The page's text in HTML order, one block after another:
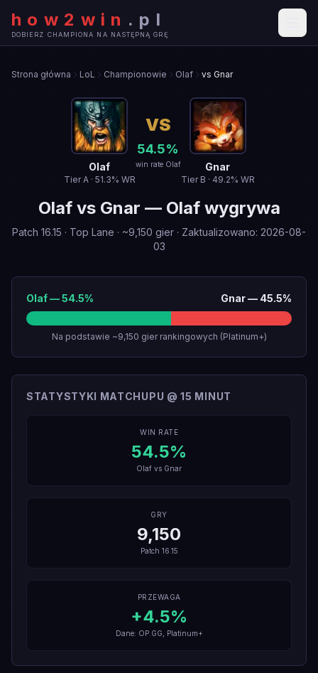
how2win . pl
DOBIERZ CHAMPIONA NA NASTĘPNĄ GRĘ
Strona główna LoL Championowie Olaf vs Gnar
Olaf
TierA· 51.3% WR
VS
54.5%
win rate Olaf Gnar
Tier B · 49.2% WR
Olafvs Gnar — Olaf wygrywa
Patch 16.15 · Top Lane · ~9,150 gier · Zaktualizowano: 2026-08-
03
Olaf—54.5% Gnar— 45.5%
Na podstawie ~9,150 gier rankingowych (Platinum+)
STATYSTYKI MATCHUPU @ 15 MINUT
WIN RATE
54.5%
Olaf vs Gnar
GRY
9,150
Patch 16.15
PRZEWAGA
+4.5%
Dane: OP.GG, Platinum+